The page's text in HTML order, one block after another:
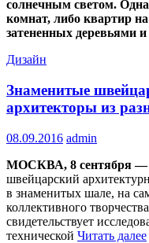
солнечным светом.
комнат, либо квартир
затененных деревьями и
Дизайн
Знаменитые
архитекторы из
08.09.2016 admin
МОСКВА, 8 сентября —
швейцарский
в знаменитых шале, на
коллективного
свидетельствует
технической Читать далее